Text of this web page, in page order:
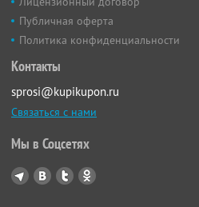
Публичная оферта
Политика конфиденциальности
Контакты
sprosi@kupikupon.ru
Связаться с нами
Мы в Соцсетях